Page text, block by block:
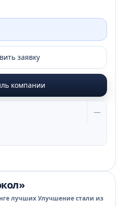
заявку
компании
—
лучших Улучшение стали из